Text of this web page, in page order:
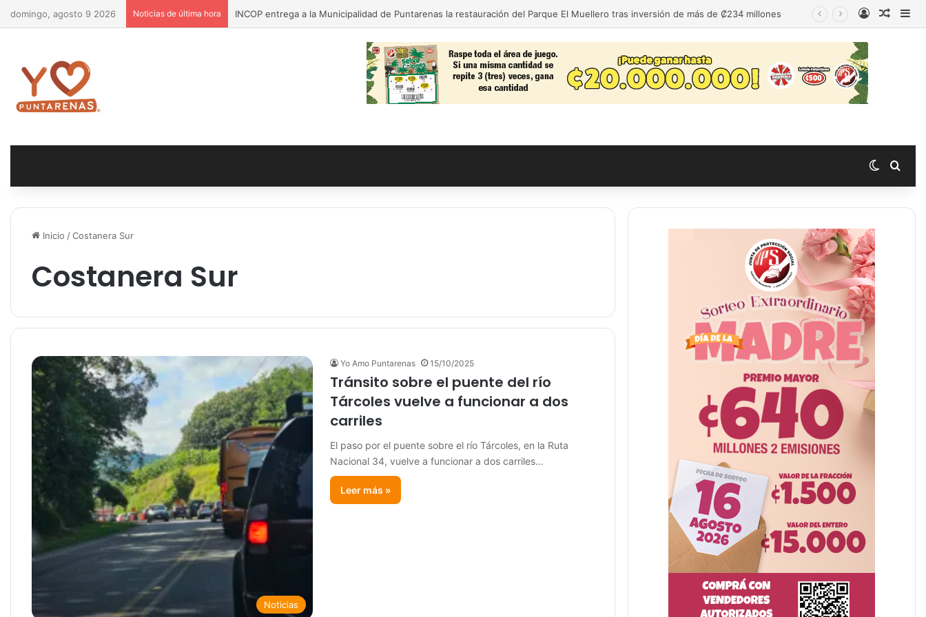
domingo, agosto 9 2026 Noticias de última hora INCOP entrega a la Municipalidad de Puntarenas la restauración del Parque El Muellero tras inversión de más de ₡234 millones Acceso
Switch
Inicio /Costanera Sur
Costanera Sur
Noticias
Yo Amo Puntarenas 15/10/2025
Tránsito sobre el puente del río
Tárcoles vuelve a funcionar a dos
carriles
El paso por el puente sobre el río Tárcoles, en la Ruta
Nacional 34, vuelve a funcionar a dos carriles…
Leer más »